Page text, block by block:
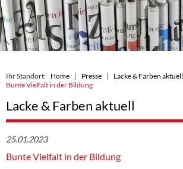
Ihr Standort: Home Presse
Lacke & Farben aktuell
Bunte Vielfalt in der Bildung
Lacke & Farben aktuell
25.01.2023
Bunte Vielfalt in der Bildung